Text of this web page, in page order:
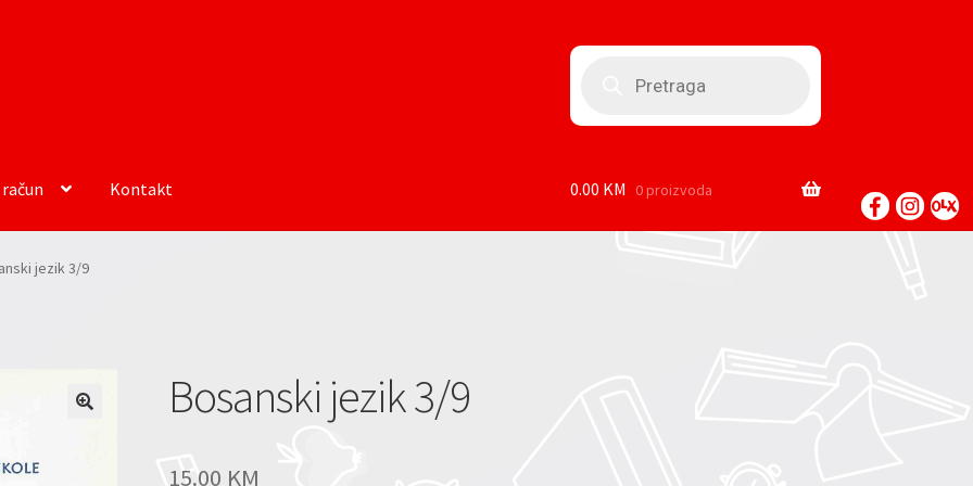
Kontakt 0.00 KM 0 proizvoda
jezik 3/9
Bosanski jezik 3/9
15.00 KM